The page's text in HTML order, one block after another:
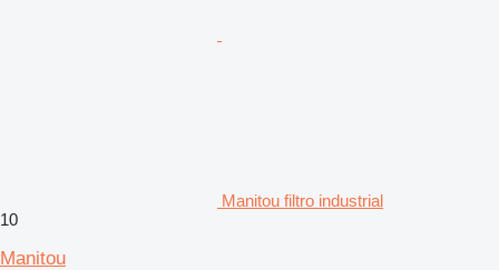
Manitou filtro industrial
10
Manitou